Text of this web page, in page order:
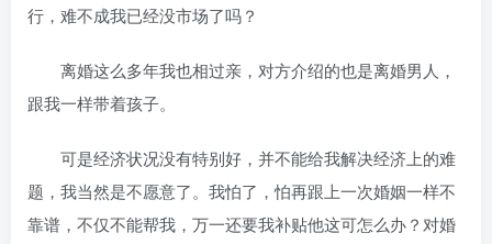
行，难不成我已经没市场了吗？
离婚这么多年我也相过亲，对方介绍的也是离婚男人，
跟我一样带着孩子。
可是经济状况没有特别好，并不能给我解决经济上的难
题，我当然是不愿意了。我怕了，怕再跟上一次婚姻一样不
靠谱，不仅不能帮我，万一还要我补贴他这可怎么办？对婚